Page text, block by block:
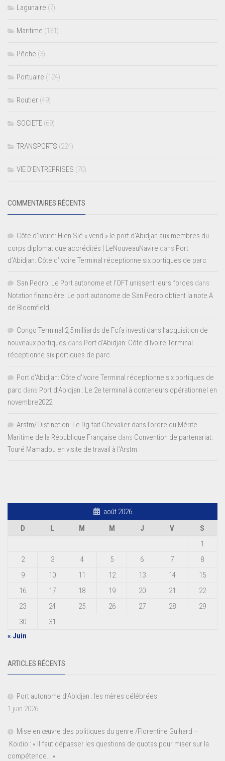
Lagunaire (7)
Maritime (131)
Pêche (3)
Portuaire (124)
Routier (49)
SOCIETE (69)
TRANSPORTS (224)
VIE D’ENTREPRISES (70)
COMMENTAIRES RÉCENTS
Côte d'Ivoire: Hien Sié « vend » le port d'Abidjan aux membres du
corps diplomatique accrédités | LeNouveauNavire dans Port
d’Abidjan: Côte d’Ivoire Terminal réceptionne six portiques de parc
San Pedro: Le Port autonome et l’OFT unissent leurs forces dans
Notation financière: Le port autonome de San Pedro obtient la note A
de Bloomfield
Congo Terminal 2,5 milliards de Fcfa investi dans l’acquisition de
nouveaux portiques dans Port d’Abidjan: Côte d’Ivoire Terminal
réceptionne six portiques de parc
Port d'Abidjan: Côte d’Ivoire Terminal réceptionne six portiques de
parc dans Port d’Abidjan : Le 2e terminal à conteneurs opérationnel en
novembre2022
Arstm/ Distinction: Le Dg fait Chevalier dans l’ordre du Mérite
Maritime de la République Française dans Convention de partenariat:
Touré Mamadou en visite de travail à l’Arstm
août 2026
D
L M M J V
S
1
2
3 4 5 6 7
8
9
10 11 12 13 14
15
16
17 18 19 20 21
22
23
24 25 26 27 28
29
30
31
« Juin
ARTICLES RÉCENTS
Port autonome d’Abidjan : les mères célébrées
1 juin 2026
Mise en œuvre des politiques du genre /Florentine Guihard –
Koidio : « Il faut dépasser les questions de quotas pour miser sur la
compétence… »